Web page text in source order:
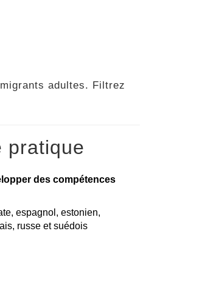
adultes. Filtrez
pratique
des compétences
espagnol, estonien,
russe et suédois